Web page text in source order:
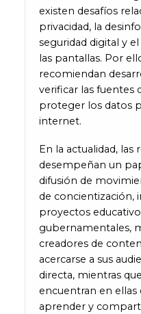
existen desafíos
privacidad, la
seguridad digital y
las pantallas. Por
recomiendan
verificar las fuentes
proteger los datos
internet.
En la actualidad, las
desempeñan un
difusión de
de concientización,
proyectos
gubernamentales,
creadores de
acercarse a sus
directa, mientras
encuentran en ellas
aprender y